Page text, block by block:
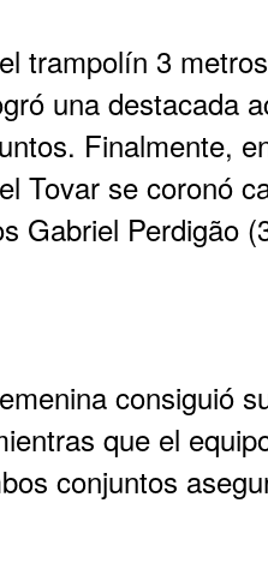
trampolín 3
una destacada
Finalmente,
Tovar se coronó
Gabriel Perdigão
consiguió
que el
conjuntos
“Tunja